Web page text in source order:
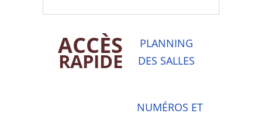
ACCÈS
RAPIDE
PLANNING
DES SALLES
NUMÉROS ET